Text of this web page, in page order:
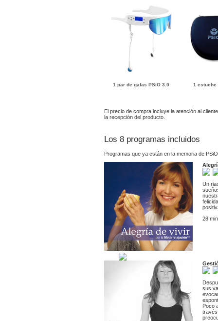
1 par de gafas PSiO 3.0 1 estuche
El precio de compra incluye la atención al
la recepción del producto.
Los 8 programas incluidos
Programas que ya están en la memoria de PSiO
Un
28
sus
Poco
través